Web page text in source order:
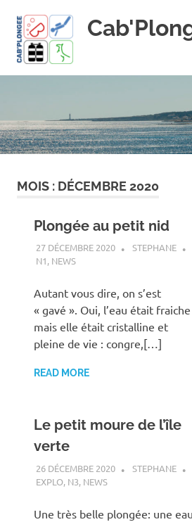
content
!
MOIS : DÉCEMBRE 2020
Plongée au petit nid
27 DÉCEMBRE 2020
STEPHANE
N1, NEWS
Autant vous dire, on s’est
« gavé ». Oui, l’eau était fraiche
mais elle était cristalline et
pleine de vie : congre,[…]
READ MORE
Le petit moure de l’île
verte
26 DÉCEMBRE 2020
STEPHANE
EXPLO, N3, NEWS
Une très belle plongée: une eau